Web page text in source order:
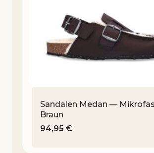
Sandalen Medan —
Braun
94,95 €